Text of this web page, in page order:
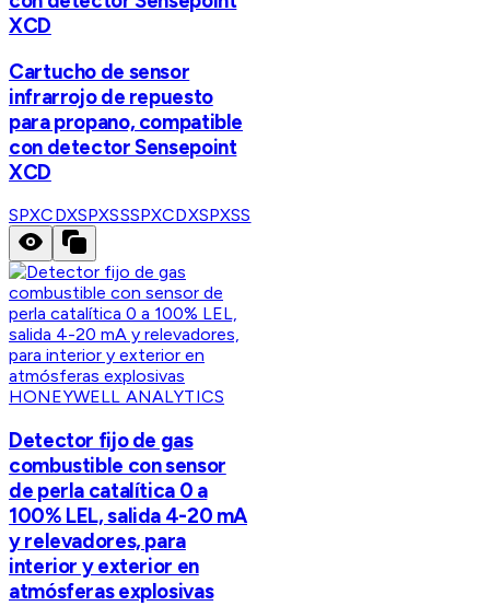
XCD
Cartucho de sensor
infrarrojo de repuesto
para propano, compatible
con detector Sensepoint
XCD
SPXCDXSPXSSSPXCDXSPXSS
HONEYWELL ANALYTICS
Detector fijo de gas
combustible con sensor
de perla catalítica 0 a
100% LEL, salida 4-20 mA
y relevadores, para
interior y exterior en
atmósferas explosivas